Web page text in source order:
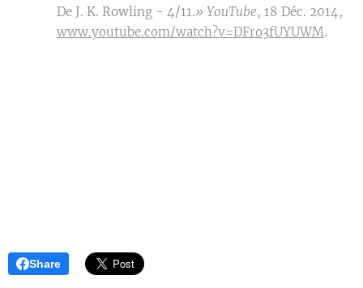
De J. K. Rowling - 4/11.» YouTube, 18 Déc. 2014,
www.youtube.com/watch?v=DFro3fUYUWM.
Share